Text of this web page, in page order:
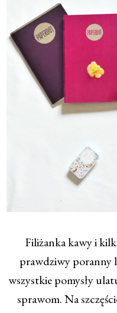
Filiżanka kawy i
prawdziwy poranny
wszystkie pomysły
sprawom. Na